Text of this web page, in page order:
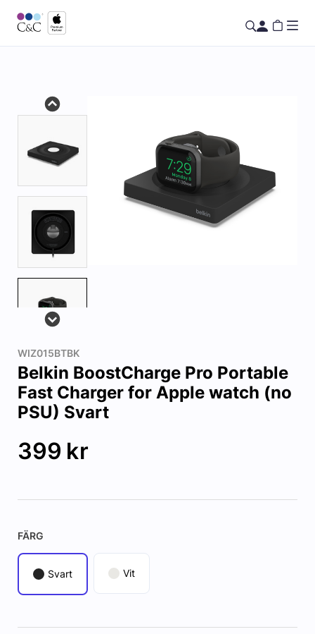
WIZ015BTBK
Belkin BoostCharge Pro Portable
Fast Charger for Apple watch (no
PSU) Svart
399 kr
FÄRG
Svart Vit